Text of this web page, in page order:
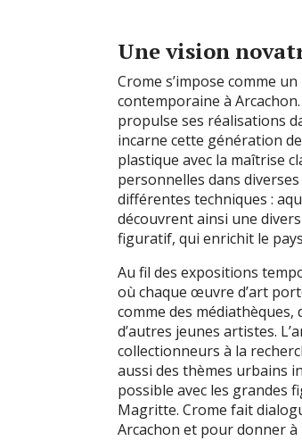
Une vision
Crome s’impose comme
contemporaine à
propulse ses réalisations
incarne cette génération
plastique avec la maîtrise
personnelles dans
différentes techniques :
découvrent ainsi une
figuratif, qui enrichit le
Au fil des expositions
où chaque œuvre d’art
comme des
d’autres jeunes artistes.
collectionneurs à la
aussi des thèmes urbains
possible avec les grandes
Magritte. Crome fait
Arcachon et pour donner